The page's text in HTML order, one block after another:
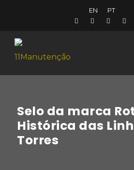
EN PT
Selo da marca
Histórica das
Torres